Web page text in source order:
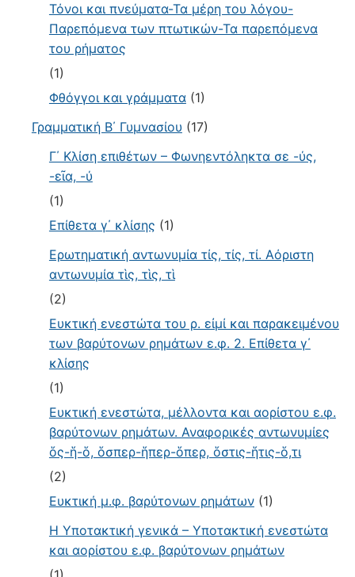
Τόνοι και πνεύματα-Τα μέρη του λόγου-
Παρεπόμενα των πτωτικών-Τα παρεπόμενα
του ρήματος
(1)
Φθόγγοι και γράμματα(1)
Γραμματική Β΄ Γυμνασίου (17)
Γ΄ Κλίση επιθέτων – Φωνηεντόληκτα σε -ύς,
-εῖα, -ύ
(1)
Επίθετα γ΄ κλίσης (1)
Ερωτηματική αντωνυμία τίς, τίς, τί. Αόριστη
αντωνυμία τὶς, τὶς, τὶ
(2)
Ευκτική ενεστώτα του ρ. εἰμί και παρακειμένου
των βαρύτονων ρημάτων ε.φ. 2. Επίθετα γ΄
κλίσης
(1)
Ευκτική ενεστώτα, μέλλοντα και αορίστου ε.φ.
βαρύτονων ρημάτων. Αναφορικές αντωνυμίες
ὅς-ἥ-ὅ, ὅσπερ-ἥπερ-ὅπερ, ὅστις-ἥτις-ὅ,τι
(2)
Ευκτική μ.φ. βαρύτονων ρημάτων(1)
Η Υποτακτική γενικά – Υποτακτική ενεστώτα
και αορίστου ε.φ. βαρύτονων ρημάτων